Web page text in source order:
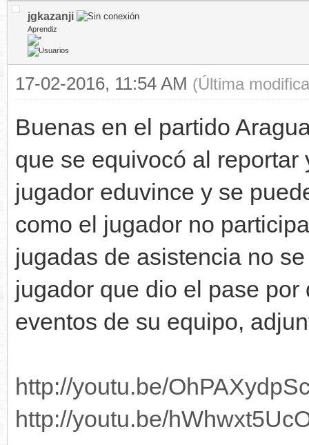
jgkazanji
Aprendiz
17-02-2016, 11:54 AM (Última
Buenas en el partido
que se equivocó al
jugador eduvince y se
como el jugador no
jugadas de asistencia no
jugador que dio el pase
eventos de su equipo,
http://youtu.be/
http://youtu.be/